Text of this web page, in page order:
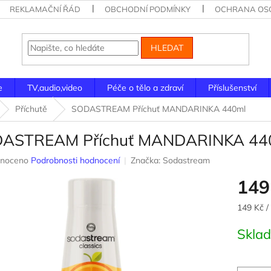
REKLAMAČNÍ ŘÁD OBCHODNÍ PODMÍNKY OCHRANA
HLEDAT
TV,audio,video Péče o tělo a zdraví Příslušenství
Příchutě SODASTREAM Příchuť MANDARINKA 440ml
Příchuť MANDARINKA
Podrobnosti hodnocení Značka: Sodastream
Měrná
149 Kč /